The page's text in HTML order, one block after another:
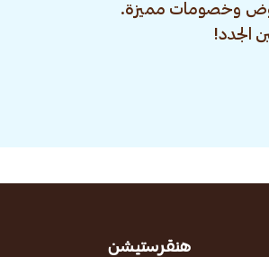
وخصومات مميزة.
الجدد!
هنقرستيشن